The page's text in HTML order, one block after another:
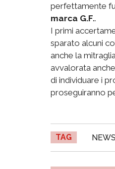
perfettamente
marca G.F..
I primi
sparato alcuni
anche la
avvalorata
di individuare i
proseguiranno
TAG NEWS